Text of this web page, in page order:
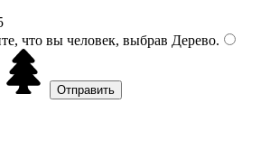
что вы человек, выбрав Дерево.